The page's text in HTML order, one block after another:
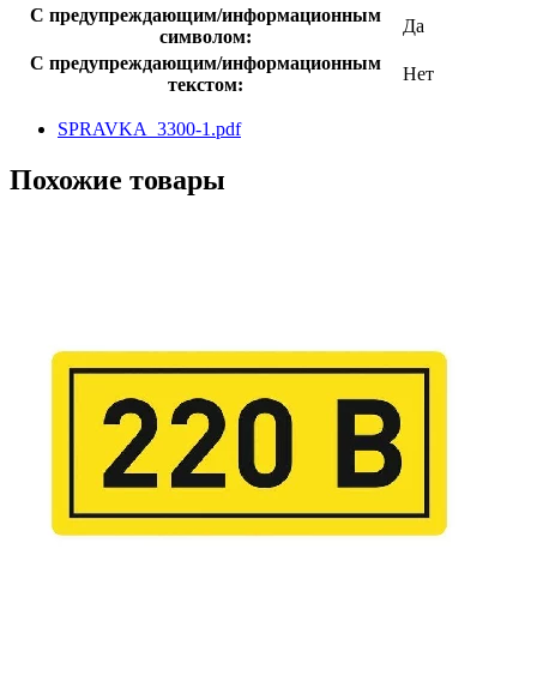
С предупреждающим/информационным
символом:
Да
С предупреждающим/информационным
текстом:
Нет
SPRAVKA_3300-1.pdf
Похожие товары